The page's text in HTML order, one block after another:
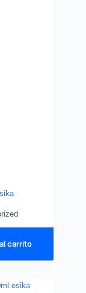
carrito